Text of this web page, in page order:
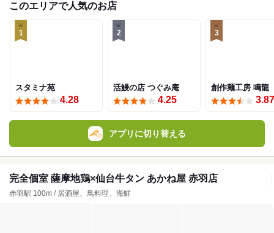
このエリアで人気のお店
1
スタミナ苑
4.28
2
活鰻の店 つぐみ庵
4.25
3
創作麺工房 鳴龍
3.87
アプリに切り替える
完全個室 薩摩地鶏×仙台牛タン あかね屋 赤羽店
赤羽駅 100m / 居酒屋、鳥料理、海鮮